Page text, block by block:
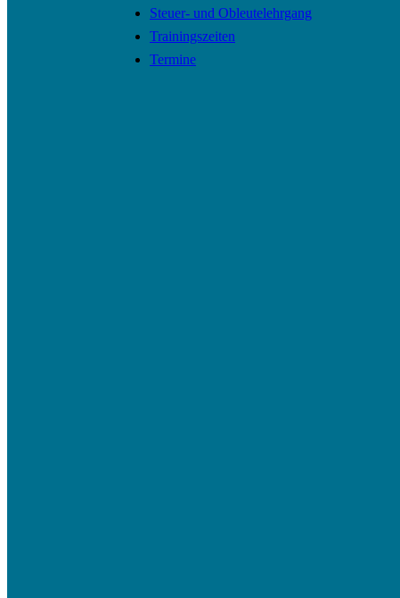
Steuer- und Obleutelehrgang
Trainingszeiten
Termine